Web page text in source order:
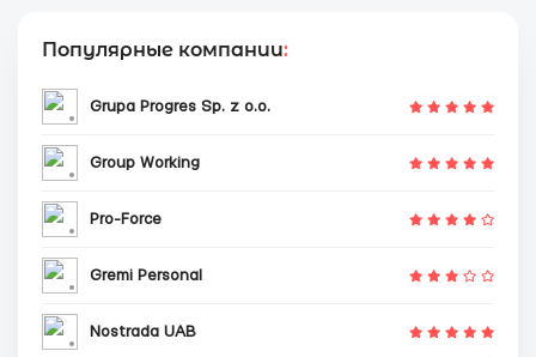
Популярные компании:
Grupa Progres Sp. z o.o.
Group Working
Pro-Force
Gremi Personal
Nostrada UAB